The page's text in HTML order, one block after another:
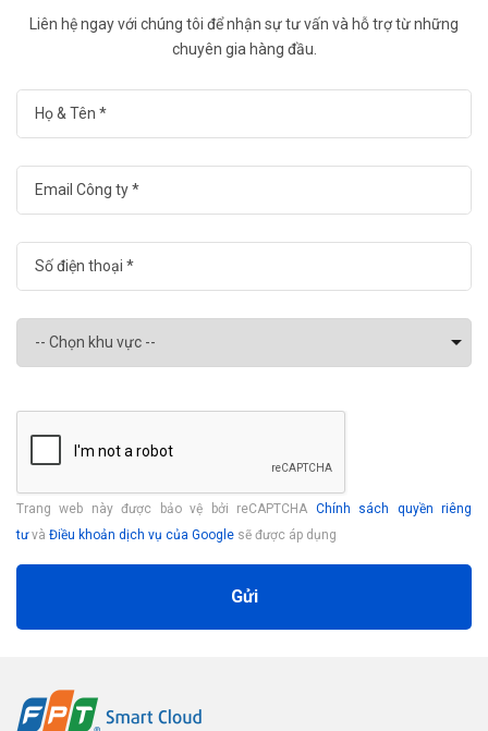
Liên hệ ngay với chúng tôi để nhận sự tư vấn và hỗ trợ từ những
chuyên gia hàng đầu.
Trang web này được bảo vệ bởi reCAPTCHA Chính sách quyền riêng
tưvà Điều khoản dịch vụ của Google sẽ được áp dụng
Gửi